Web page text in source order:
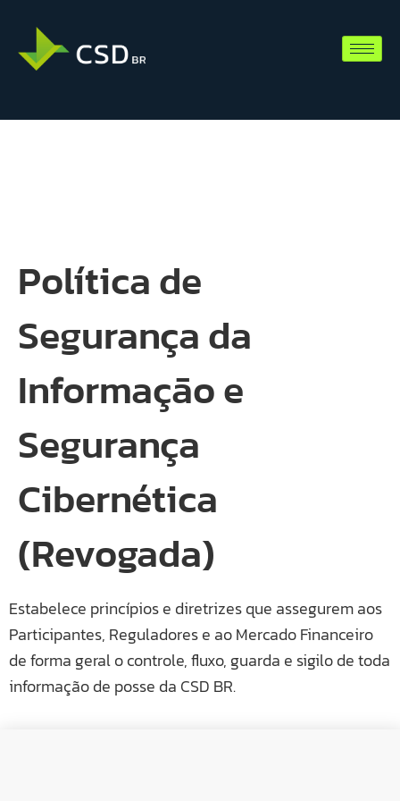
Política de
Segurança da
Informação e
Segurança
Cibernética
(Revogada)
Estabelece princípios e diretrizes que assegurem aos
Participantes, Reguladores e ao Mercado Financeiro
de forma geral o controle, fluxo, guarda e sigilo de toda
informação de posse da CSD BR.